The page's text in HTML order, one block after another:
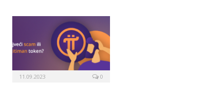
11.09.2023 0